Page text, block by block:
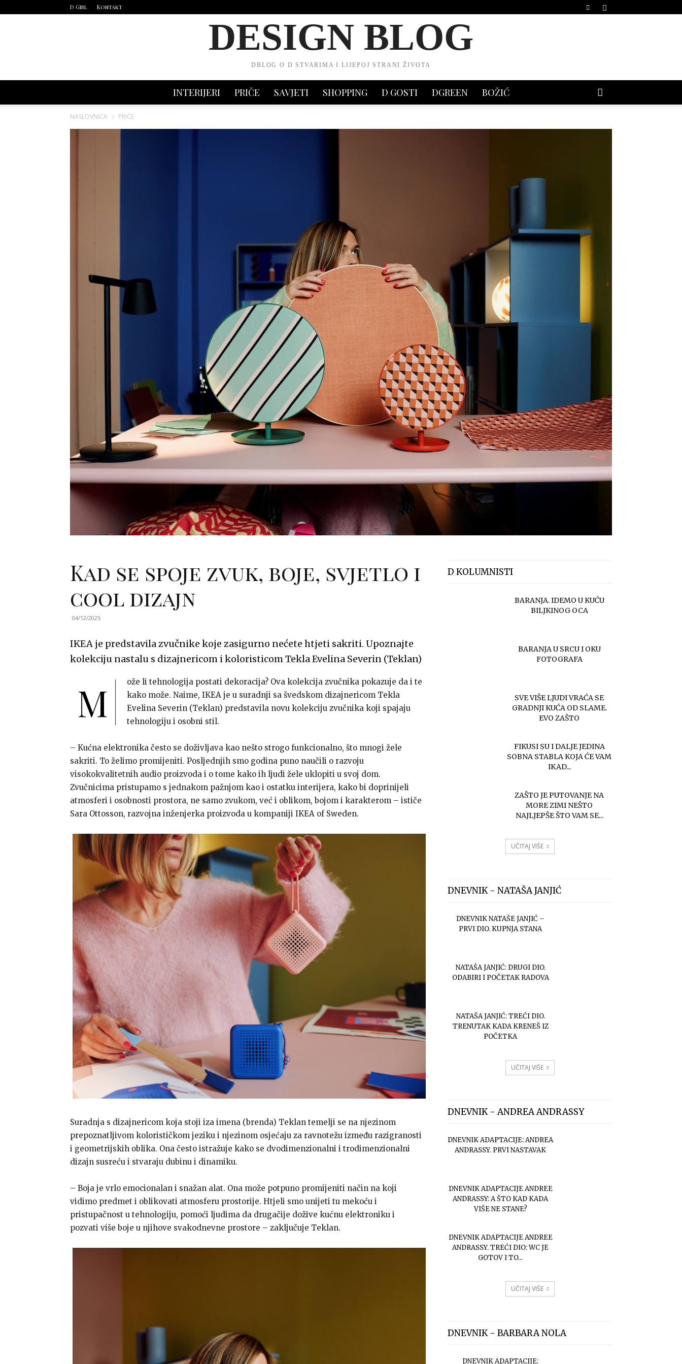
D Girl Kontakt
DESIGN BLOG
DBLOG O D STVARIMA I LIJEPOJ STRANI ŽIVOTA
INTERIJERI PRIČE SAVJETI SHOPPING D GOSTI DGREEN BOŽIĆ
NASLOVNICA PRIČE
Kad se spoje zvuk, boje, svjetlo i
cool dizajn
04/12/2025
IKEA je predstavila zvučnike koje zasigurno nećete htjeti sakriti. Upoznajte
kolekciju nastalu s dizajnericom i koloristicom Tekla Evelina Severin (Teklan)
M
ože li tehnologija postati dekoracija? Ova kolekcija zvučnika pokazuje da i te
kako može. Naime, IKEA je u suradnji sa švedskom dizajnericom Tekla
Evelina Severin (Teklan) predstavila novu kolekciju zvučnika koji spajaju
tehnologiju i osobni stil.
– Kućna elektronika često se doživljava kao nešto strogo funkcionalno, što mnogi žele
sakriti. To želimo promijeniti. Posljednjih smo godina puno naučili o razvoju
visokokvalitetnih audio proizvoda i o tome kako ih ljudi žele uklopiti u svoj dom.
Zvučnicima pristupamo s jednakom pažnjom kao i ostatku interijera, kako bi doprinijeli
atmosferi i osobnosti prostora, ne samo zvukom, već i oblikom, bojom i karakterom – ističe
Sara Ottosson, razvojna inženjerka proizvoda u kompaniji IKEA of Sweden.
Suradnja s dizajnericom koja stoji iza imena (brenda) Teklan temelji se na njezinom
prepoznatljivom kolorističkom jeziku i njezinom osjećaju za ravnotežu između razigranosti
i geometrijskih oblika. Ona često istražuje kako se dvodimenzionalni i trodimenzionalni
dizajn susreću i stvaraju dubinu i dinamiku.
– Boja je vrlo emocionalan i snažan alat. Ona može potpuno promijeniti način na koji
vidimo predmet i oblikovati atmosferu prostorije. Htjeli smo unijeti tu mekoću i
pristupačnost u tehnologiju, pomoći ljudima da drugačije dožive kućnu elektroniku i
pozvati više boje u njihove svakodnevne prostore – zaključuje Teklan.
D KOLUMNISTI
BARANJA. IDEMO U KUĆU
BILJKINOG OCA
BARANJA U SRCU I OKU
FOTOGRAFA
SVE VIŠE LJUDI VRAĆA SE
GRADNJI KUĆA OD SLAME.
EVO ZAŠTO
FIKUSI SU I DALJE JEDINA
SOBNA STABLA KOJA ĆE VAM
IKAD...
ZAŠTO JE PUTOVANJE NA
MORE ZIMI NEŠTO
NAJLJEPŠE ŠTO VAM SE...
UČITAJ VIŠE
DNEVNIK - NATAŠA JANJIĆ
DNEVNIK NATAŠE JANJIĆ –
PRVI DIO. KUPNJA STANA
NATAŠA JANJIĆ: DRUGI DIO.
ODABIRI I POČETAK RADOVA
NATAŠA JANJIĆ: TREĆI DIO.
TRENUTAK KADA KRENEŠ IZ
POČETKA
UČITAJ VIŠE
DNEVNIK - ANDREA ANDRASSY
DNEVNIK ADAPTACIJE: ANDREA
ANDRASSY. PRVI NASTAVAK
DNEVNIK ADAPTACIJE ANDREE
ANDRASSY: A ŠTO KAD KADA
VIŠE NE STANE?
DNEVNIK ADAPTACIJE ANDREE
ANDRASSY. TREĆI DIO: WC JE
GOTOV I TO...
UČITAJ VIŠE
DNEVNIK - BARBARA NOLA
DNEVNIK ADAPTACIJE: